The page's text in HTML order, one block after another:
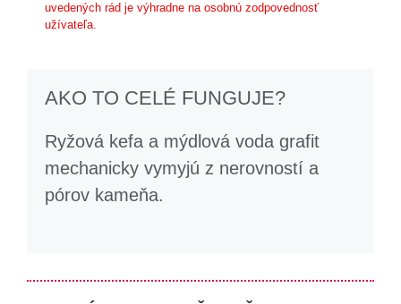
uvedených rád je výhradne na osobnú zodpovednosť
užívateľa.
AKO TO CELÉ FUNGUJE?
Ryžová kefa a mýdlová voda grafit
mechanicky vymyjú z nerovností a
pórov kameňa.